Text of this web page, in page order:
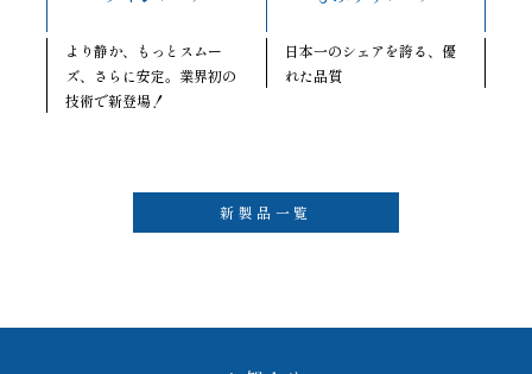
より静か、もっとスムー
ズ、さらに安定。業界初の
技術で新登場！
日本一のシェアを誇る、優
れた品質
新製品一覧